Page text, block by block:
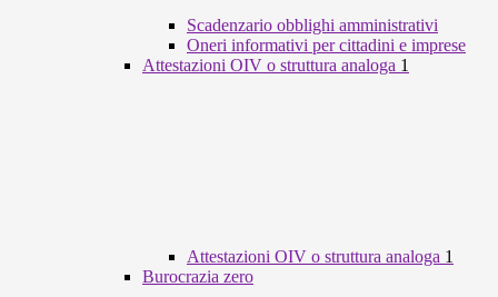
Scadenzario obblighi amministrativi
Oneri informativi per cittadini e imprese
Attestazioni OIV o struttura analoga 1
Attestazioni OIV o struttura analoga 1
Burocrazia zero